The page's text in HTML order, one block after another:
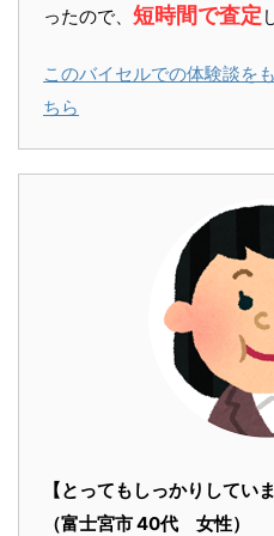
ったので、 短時間で査定
このバイセルでの体験談を
ちら
【とってもしっかりしていま
（富士宮市 40代 女性）